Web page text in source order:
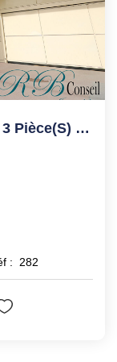
Appartement Chatenay Malabry 3 Pièce(s) 53.23 M2
: 282